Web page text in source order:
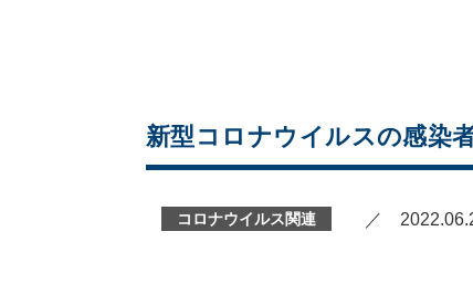
新型コロナウイルスの感染
コロナウイルス関連 ／